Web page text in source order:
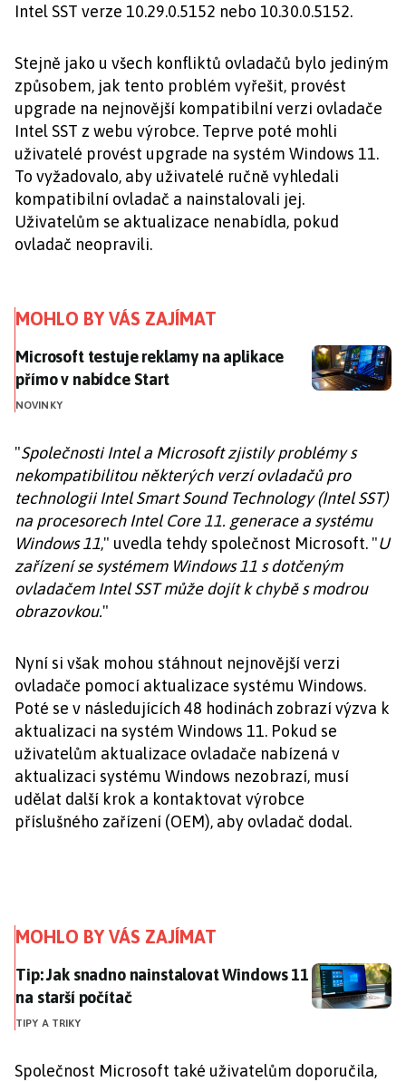
Intel SST verze 10.29.0.5152 nebo 10.30.0.5152.
Stejně jako u všech konfliktů ovladačů bylo jediným
způsobem, jak tento problém vyřešit, provést
upgrade na nejnovější kompatibilní verzi ovladače
Intel SST z webu výrobce. Teprve poté mohli
uživatelé provést upgrade na systém Windows 11.
To vyžadovalo, aby uživatelé ručně vyhledali
kompatibilní ovladač a nainstalovali jej.
Uživatelům se aktualizace nenabídla, pokud
ovladač neopravili.
MOHLO BY VÁS ZAJÍMAT
Microsoft testuje reklamy na aplikace přímo v
Microsoft testuje reklamy na aplikace
přímo v nabídce Start
NOVINKY
"Společnosti Intel a Microsoft zjistily problémy s
nekompatibilitou některých verzí ovladačů pro
technologii Intel Smart Sound Technology (Intel SST)
na procesorech Intel Core 11. generace a systému
Windows 11," uvedla tehdy společnost Microsoft. "U
zařízení se systémem Windows 11 s dotčeným
ovladačem Intel SST může dojít k chybě s modrou
obrazovkou."
Nyní si však mohou stáhnout nejnovější verzi
ovladače pomocí aktualizace systému Windows.
Poté se v následujících 48 hodinách zobrazí výzva k
aktualizaci na systém Windows 11. Pokud se
uživatelům aktualizace ovladače nabízená v
aktualizaci systému Windows nezobrazí, musí
udělat další krok a kontaktovat výrobce
příslušného zařízení (OEM), aby ovladač dodal.
MOHLO BY VÁS ZAJÍMAT
Tip: Jak snadno nainstalovat Windows 11 na starší
Tip: Jak snadno nainstalovat Windows 11
na starší počítač
TIPY A TRIKY
Společnost Microsoft také uživatelům doporučila,